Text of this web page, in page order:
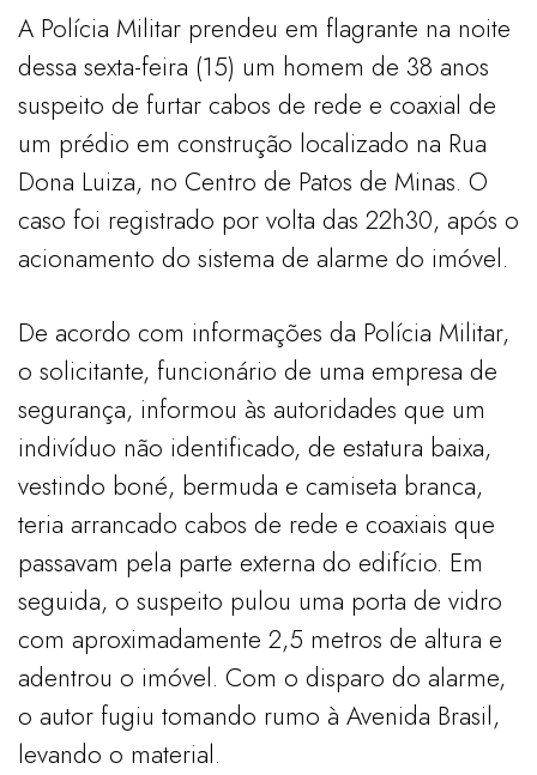
A Polícia Militar prendeu em flagrante na noite
dessa sexta-feira (15) um homem de 38 anos
suspeito de furtar cabos de rede e coaxial de
um prédio em construção localizado na Rua
Dona Luiza, no Centro de Patos de Minas. O
caso foi registrado por volta das 22h30, após o
acionamento do sistema de alarme do imóvel.
De acordo com informações da Polícia Militar,
o solicitante, funcionário de uma empresa de
segurança, informou às autoridades que um
indivíduo não identificado, de estatura baixa,
vestindo boné, bermuda e camiseta branca,
teria arrancado cabos de rede e coaxiais que
passavam pela parte externa do edifício. Em
seguida, o suspeito pulou uma porta de vidro
com aproximadamente 2,5 metros de altura e
adentrou o imóvel. Com o disparo do alarme,
o autor fugiu tomando rumo à Avenida Brasil,
levando o material.